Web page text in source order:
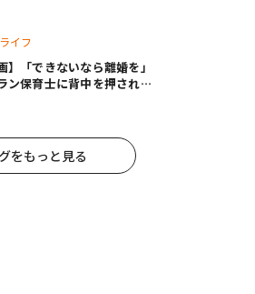
ライフ
】「できないなら離婚を」
ン保育士に背中を押され、
をもっと見る